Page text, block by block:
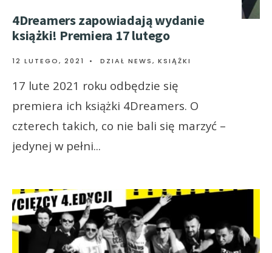
4Dreamers zapowiadają wydanie
książki! Premiera 17 lutego
12 LUTEGO, 2021 • DZIAŁ NEWS, KSIĄŻKI
17 lute 2021 roku odbędzie się
premiera ich książki 4Dreamers. O
czterech takich, co nie bali się marzyć –
jedynej w pełni...